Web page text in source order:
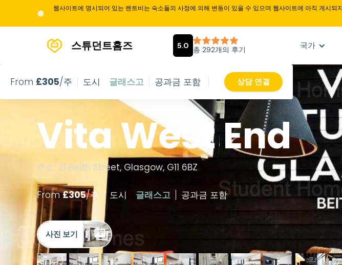
웹사이트에 명시되어 있는 렌트비는 숙소들의 사정에 의해 변동이 있을 수 있으며 웹사이트에 아직 게시
스튜던트홈즈 국가
From £305/주 도시 글래스고 공과금 포함 상담 연결
Vita West End
주소: 21 Beith Street, Glasgow, G11 6BZ
From £305/주 도시 글래스고 공과금 포함
사진 보기